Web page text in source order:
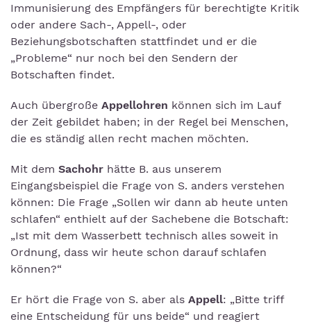
Immunisierung des Empfängers für berechtigte Kritik
oder andere Sach-, Appell-, oder
Beziehungsbotschaften stattfindet und er die
„Probleme“ nur noch bei den Sendern der
Botschaften findet.
Auch übergroße Appellohren können sich im Lauf
der Zeit gebildet haben; in der Regel bei Menschen,
die es ständig allen recht machen möchten.
Mit dem Sachohr hätte B. aus unserem
Eingangsbeispiel die Frage von S. anders verstehen
können: Die Frage „Sollen wir dann ab heute unten
schlafen“ enthielt auf der Sachebene die Botschaft:
„Ist mit dem Wasserbett technisch alles soweit in
Ordnung, dass wir heute schon darauf schlafen
können?“
Er hört die Frage von S. aber als Appell: „Bitte triff
eine Entscheidung für uns beide“ und reagiert